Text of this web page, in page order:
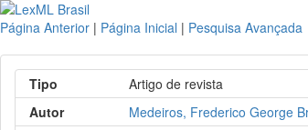
Página Anterior | Página Inicial | Pesquisa Avançada
Tipo
Artigo de revista
Autor
Medeiros, Frederico George